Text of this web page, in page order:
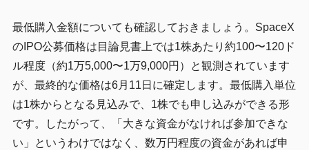
最低購入金額についても確認しておきましょう。SpaceX
のIPO公募価格は目論見書上では1株あたり約100〜120ド
ル程度（約1万5,000〜1万9,000円）と観測されています
が、最終的な価格は6月11日に確定します。最低購入単位
は1株からとなる見込みで、1株でも申し込みができる形
です。したがって、「大きな資金がなければ参加できな
い」というわけではなく、数万円程度の資金があれば申